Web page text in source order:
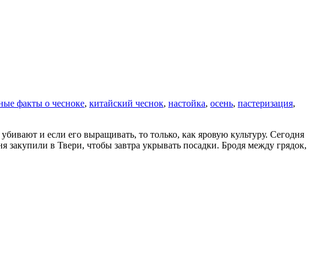
факты о чесноке, китайский чеснок, настойка, осень, пастеризация,
и если его выращивать, то только, как яровую культуру. Сегодня
закупили в Твери, чтобы завтра укрывать посадки. Бродя между грядок,